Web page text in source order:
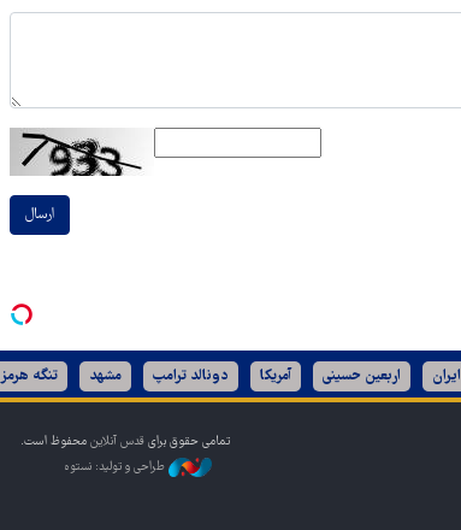
ارسال
ایران اربعین حسینی آمریکا دونالد ترامپ مشهد تنگه هرمز
تمامی حقوق برای قدس آنلاین محفوظ است.
طراحی و تولید: نستوه